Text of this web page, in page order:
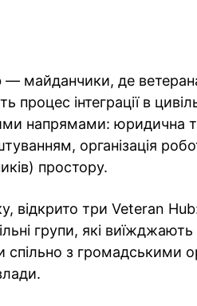
майданчики, де
процес інтеграції в
напрямами: юридична
організація
простору.
відкрито три Veteran Hub:
групи, які виїжджають у
з громадськими